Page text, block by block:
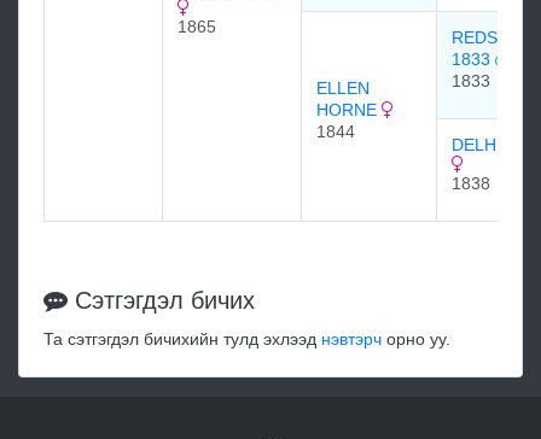
1865
ELLEN
HORNE
1844
1833
1833
DELHI
1838
Сэтгэгдэл бичих
Та сэтгэгдэл бичихийн тулд эхлээд нэвтэрч орно уу.